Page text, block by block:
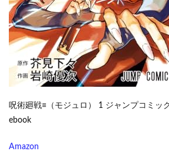
呪術廻戦≡（モジュロ） 1 ジャンプコミッ
ebook
Amazon